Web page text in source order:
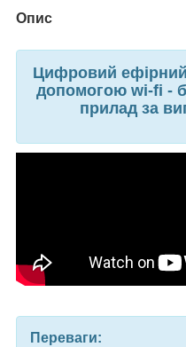
Опис
Цифровий
допомогою wi-fi -
прилад за
Переваги: